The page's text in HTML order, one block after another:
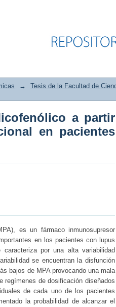
Micofenólico
con nefritis lúpica
→ Tesis de la Facultad de
a partir
en pacientes
es un fármaco inmunosupresor
en los pacientes con lupus
por una alta variabilidad
se encuentran la disfunción
bajos de MPA provocando una mala
regímenes de dosificación diseñados
de cada uno de los pacientes
la probabilidad de alcanzar el